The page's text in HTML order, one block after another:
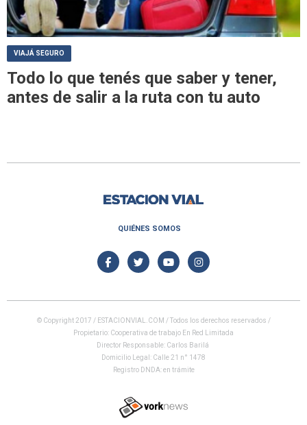
VIAJÁ SEGURO
Todo lo que tenés que saber y tener,
antes de salir a la ruta con tu auto
QUIÉNES SOMOS
© Copyright 2017 / ESTACIONVIAL.COM / Todos los derechos reservados /
Propietario: Cooperativa de trabajo En Red Limitada
Director Responsable: Carlos Barilá
Domicilio Legal: Calle 21 n° 1478
Registro DNDA: en trámite